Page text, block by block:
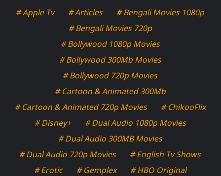
# Apple Tv
# Articles
# Bengali Movies 1080p
# Bengali Movies 720p
# Bollywood 1080p Movies
# Bollywood 300Mb Movies
# Bollywood 720p Movies
# Cartoon & Animated 300Mb
# Cartoon & Animated 720p Movies
# ChikooFlix
# Disney+
# Dual Audio 1080p Movies
# Dual Audio 300MB Movies
# Dual Audio 720p Movies
# English Tv Shows
# Erotic
# Gemplex
# HBO Original